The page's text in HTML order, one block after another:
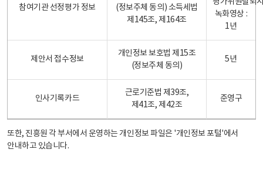
참여기관 선정평가 정보
(정보주체 동의) 소득세법
제145조, 제164조
녹화영상 :
1년
제안서 접수정보
개인정보 보호법 제15조
(정보주체 동의)
5년
인사기록카드
근로기준법 제39조,
제41조, 제42조
준영구
또한, 진흥원 각 부서에서 운영하는 개인정보 파일은 '개인정보 포털'에서
안내하고 있습니다.